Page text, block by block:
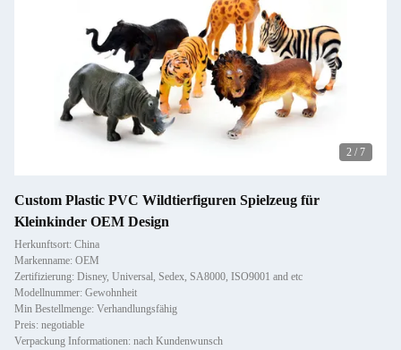
2 / 7
Custom Plastic PVC Wildtierfiguren Spielzeug für
Kleinkinder OEM Design
Herkunftsort: China
Markenname: OEM
Zertifizierung: Disney, Universal, Sedex, SA8000, ISO9001 and etc
Modellnummer: Gewohnheit
Min Bestellmenge: Verhandlungsfähig
Preis: negotiable
Verpackung Informationen: nach Kundenwunsch